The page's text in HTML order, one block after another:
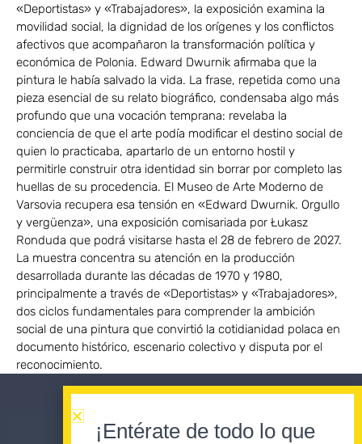
«Deportistas» y «Trabajadores», la exposición examina la
movilidad social, la dignidad de los orígenes y los conflictos
afectivos que acompañaron la transformación política y
económica de Polonia. Edward Dwurnik afirmaba que la
pintura le había salvado la vida. La frase, repetida como una
pieza esencial de su relato biográfico, condensaba algo más
profundo que una vocación temprana: revelaba la
conciencia de que el arte podía modificar el destino social de
quien lo practicaba, apartarlo de un entorno hostil y
permitirle construir otra identidad sin borrar por completo las
huellas de su procedencia. El Museo de Arte Moderno de
Varsovia recupera esa tensión en «Edward Dwurnik. Orgullo
y vergüenza», una exposición comisariada por Łukasz
Ronduda que podrá visitarse hasta el 28 de febrero de 2027.
La muestra concentra su atención en la producción
desarrollada durante las décadas de 1970 y 1980,
principalmente a través de «Deportistas» y «Trabajadores»,
dos ciclos fundamentales para comprender la ambición
social de una pintura que convirtió la cotidianidad polaca en
documento histórico, escenario colectivo y disputa por el
reconocimiento.
¡Entérate de todo lo que